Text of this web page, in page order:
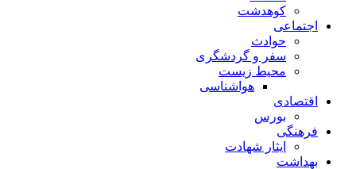
کوهدشت
اجتماعی
حوادث
سفر و گردشگری
محیط زیست
هواشناسی
اقتصادی
بورس
فرهنگی
ایثار شهادت
بهداشت